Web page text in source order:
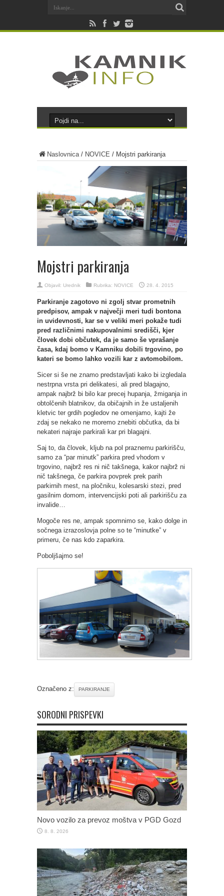
Naslovnica/ NOVICE / Mojstri parkiranja
Mojstri parkiranja
Objavil: Urednik Rubrika: NOVICE 28. 4. 2015
Parkiranje zagotovo ni zgolj stvar prometnih
predpisov, ampak v največji meri tudi bontona
in uvidevnosti, kar se v veliki meri pokaže tudi
pred različnimi nakupovalnimi središči, kjer
človek dobi občutek, da je samo še vprašanje
časa, kdaj bomo v Kamniku dobili trgovino, po
kateri se bomo lahko vozili kar z avtomobilom.
Sicer si še ne znamo predstavljati kako bi izgledala
nestrpna vrsta pri delikatesi, ali pred blagajno,
ampak najbrž bi bilo kar precej hupanja, žmiganja in
obtolčenih blatnikov, da običajnih in že ustaljenih
kletvic ter grdih pogledov ne omenjamo, kajti že
zdaj se nekako ne moremo znebiti občutka, da bi
nekateri najraje parkirali kar pri blagajni.
Saj to, da človek, kljub na pol praznemu parkirišču,
samo za “par minutk” parkira pred vhodom v
trgovino, najbrž res ni nič takšnega, kakor najbrž ni
nič takšnega, če parkira povprek prek parih
parkirnih mest, na pločniku, kolesarski stezi, pred
gasilnim domom, intervencijski poti ali parkirišču za
invalide…
Mogoče res ne, ampak spomnimo se, kako dolge in
sočnega izrazoslovja polne so te “minutke” v
primeru, če nas kdo zaparkira.
Poboljšajmo se!
Označeno z: PARKIRANJE
SORODNI PRISPEVKI
Novo vozilo za prevoz moštva v PGD Gozd
8. 8. 2026